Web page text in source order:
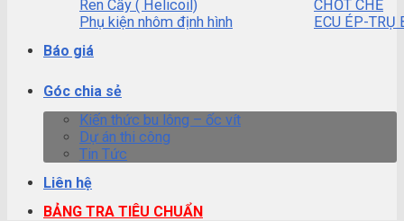
Ren Cấy ( Helicoil)
CHỐT CHẺ
Phụ kiện nhôm định hình
ECU ÉP-TRỤ
Báo giá
Góc chia sẻ
Kiến thức bu lông – ốc vít
Dự án thi công
Tin Tức
Liên hệ
BẢNG TRA TIÊU CHUẨN